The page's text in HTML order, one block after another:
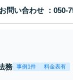
問い合わせ
務 事例1件 料金表有